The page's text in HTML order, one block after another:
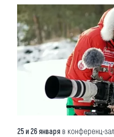
Что привезти
О регионе
Коллекция
Другие рубрики
25 и 26 января в конференц-